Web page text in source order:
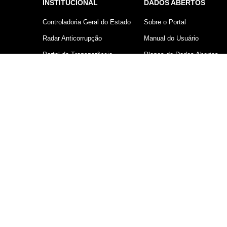
INSTITUCIONAL
Controladoria Geral do Estado
Radar Anticorrupção
Portal da Transparência
DADOS ABERTOS
Sobre o Portal
Manual do Usuário
Planos de Dados Abertos